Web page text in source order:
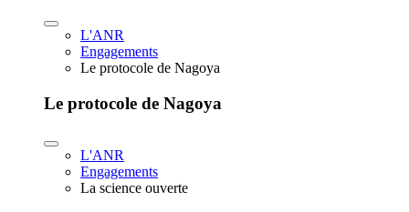
L'ANR
Engagements
Le protocole de Nagoya
Le protocole de Nagoya
L'ANR
Engagements
La science ouverte